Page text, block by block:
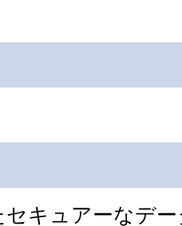
セキュアーなデ